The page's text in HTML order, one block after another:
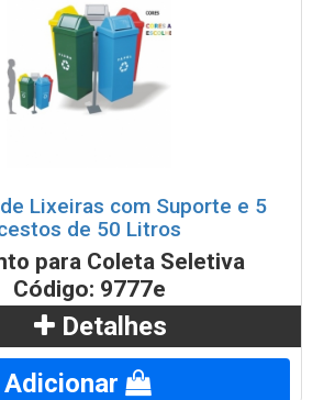
Lixeiras com Suporte e 5
de 50 Litros
para Coleta Seletiva
Código: 9777e
Detalhes
Adicionar